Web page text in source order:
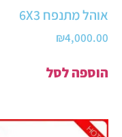
אוהל מתנפח 6X3
₪4,000.00
הוספה לסל